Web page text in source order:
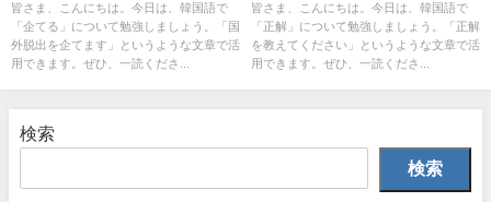
皆さま、こんにちは。今日は、韓国語で
「企てる」について勉強しましょう。「国
外脱出を企てます」というような文章で活
用できます。ぜひ、一読くださ...
皆さま、こんにちは。今日は、韓国語で
「正解」について勉強しましょう。「正解
を教えてください」というような文章で活
用できます。ぜひ、一読くださ...
検索
検索